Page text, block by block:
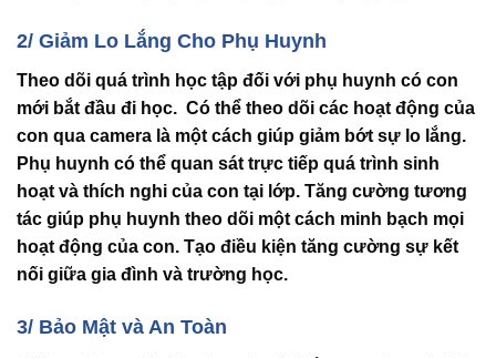
2/ Giảm Lo Lắng Cho Phụ Huynh
Theo dõi quá trình học tập đối với phụ huynh có con
mới bắt đầu đi học. Có thể theo dõi các hoạt động của
con qua camera là một cách giúp giảm bớt sự lo lắng.
Phụ huynh có thể quan sát trực tiếp quá trình sinh
hoạt và thích nghi của con tại lớp. Tăng cường tương
tác giúp phụ huynh theo dõi một cách minh bạch mọi
hoạt động của con. Tạo điều kiện tăng cường sự kết
nối giữa gia đình và trường học.
3/ Bảo Mật và An Toàn